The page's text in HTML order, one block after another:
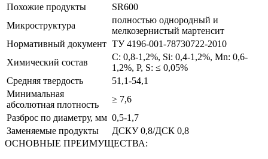
Похожие продукты
SR600
Микроструктура
полностью однородный и
мелкозернистый мартенсит
Нормативный документ ТУ 4196-001-78730722-2010
Химический состав
C: 0,8-1,2%, Si: 0,4-1,2%, Mn: 0,6-
1,2%, P, S: ≤ 0,05%
Средняя твердость
51,1-54,1
Минимальная
абсолютная плотность
≥ 7,6
Разброс по диаметру, мм 0,5-1,7
Заменяемые продукты
ДСКУ 0,8/ДСК 0,8
ОСНОВНЫЕ ПРЕИМУЩЕСТВА: